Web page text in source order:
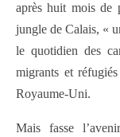
après huit mois de
jungle de Calais, «
le quotidien des
migrants et
Royaume-Uni.
Mais fasse